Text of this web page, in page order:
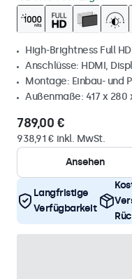
High-Brightness Full
Anschlüsse: HDMI,
Montage: Einbau- und
Außenmaße: 417 x 280
789,00 €
938,91 € inkl. MwSt.
Ansehen
Langfristige
Verfügbarkeit